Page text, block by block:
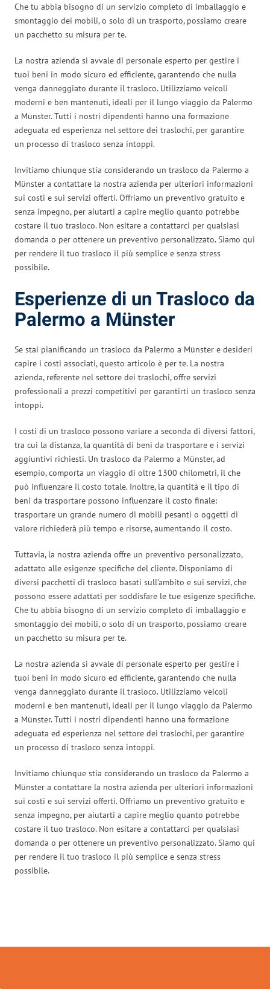
Che tu abbia bisogno di un servizio completo di imballaggio e
smontaggio dei mobili, o solo di un trasporto, possiamo creare
un pacchetto su misura per te.
La nostra azienda si avvale di personale esperto per gestire i
tuoi beni in modo sicuro ed efficiente, garantendo che nulla
venga danneggiato durante il trasloco. Utilizziamo veicoli
moderni e ben mantenuti, ideali per il lungo viaggio da Palermo
a Münster. Tutti i nostri dipendenti hanno una formazione
adeguata ed esperienza nel settore dei traslochi, per garantire
un processo di trasloco senza intoppi.
Invitiamo chiunque stia considerando un trasloco da Palermo a
Münster a contattare la nostra azienda per ulteriori informazioni
sui costi e sui servizi offerti. Offriamo un preventivo gratuito e
senza impegno, per aiutarti a capire meglio quanto potrebbe
costare il tuo trasloco. Non esitare a contattarci per qualsiasi
domanda o per ottenere un preventivo personalizzato. Siamo qui
per rendere il tuo trasloco il più semplice e senza stress
possibile.
Esperienze di un Trasloco da
Palermo a Münster
Se stai pianificando un trasloco da Palermo a Münster e desideri
capire i costi associati, questo articolo è per te. La nostra
azienda, referente nel settore dei traslochi, offre servizi
professionali a prezzi competitivi per garantirti un trasloco senza
intoppi.
I costi di un trasloco possono variare a seconda di diversi fattori,
tra cui la distanza, la quantità di beni da trasportare e i servizi
aggiuntivi richiesti. Un trasloco da Palermo a Münster, ad
esempio, comporta un viaggio di oltre 1300 chilometri, il che
può influenzare il costo totale. Inoltre, la quantità e il tipo di
beni da trasportare possono influenzare il costo finale:
trasportare un grande numero di mobili pesanti o oggetti di
valore richiederà più tempo e risorse, aumentando il costo.
Tuttavia, la nostra azienda offre un preventivo personalizzato,
adattato alle esigenze specifiche del cliente. Disponiamo di
diversi pacchetti di trasloco basati sull’ambito e sui servizi, che
possono essere adattati per soddisfare le tue esigenze specifiche.
Che tu abbia bisogno di un servizio completo di imballaggio e
smontaggio dei mobili, o solo di un trasporto, possiamo creare
un pacchetto su misura per te.
La nostra azienda si avvale di personale esperto per gestire i
tuoi beni in modo sicuro ed efficiente, garantendo che nulla
venga danneggiato durante il trasloco. Utilizziamo veicoli
moderni e ben mantenuti, ideali per il lungo viaggio da Palermo
a Münster. Tutti i nostri dipendenti hanno una formazione
adeguata ed esperienza nel settore dei traslochi, per garantire
un processo di trasloco senza intoppi.
Invitiamo chiunque stia considerando un trasloco da Palermo a
Münster a contattare la nostra azienda per ulteriori informazioni
sui costi e sui servizi offerti. Offriamo un preventivo gratuito e
senza impegno, per aiutarti a capire meglio quanto potrebbe
costare il tuo trasloco. Non esitare a contattarci per qualsiasi
domanda o per ottenere un preventivo personalizzato. Siamo qui
per rendere il tuo trasloco il più semplice e senza stress
possibile.